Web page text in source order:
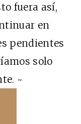
fuera así,
en
pendientes
solo
~